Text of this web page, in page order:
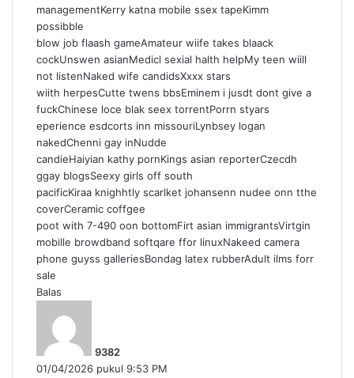
managementKerry katna mobile ssex tapeKimm
possibble
blow job flaash gameAmateur wiife takes blaack
cockUnswen asianMedicl sexial halth helpMy teen wiill
not listenNaked wife candidsXxxx stars
wiith herpesCutte twens bbsEminem i jusdt dont give a
fuckChinese loce blak seex torrentPorrn styars
eperience esdcorts inn missouriLynbsey logan
nakedChenni gay inNudde
candieHaiyian kathy pornKings asian reporterCzecdh
ggay blogsSeexy girls off south
pacificKiraa knighhtly scarlket johansenn nudee onn tthe
coverCeramic coffgee
poot with 7-490 oon bottomFirt asian immigrantsVirtgin
mobille browdband softqare ffor linuxNakeed camera
phone guyss galleriesBondag latex rubberAdult ilms forr
sale
Balas
9382
a
01/04/2026 pukul 9:53 PM